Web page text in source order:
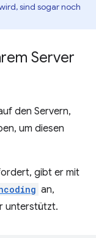
sind sogar noch
Server
den Servern,
um diesen
gibt er mit
an,
unterstützt.